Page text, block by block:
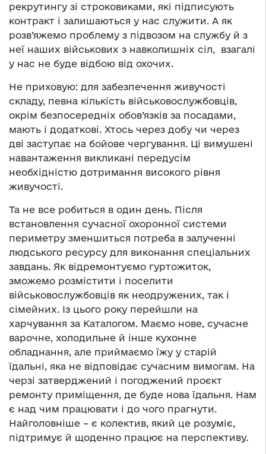
рекрутингу зі строковиками, які підписують
контракт і залишаються у нас служити. А як
розв’яжемо проблему з підвозом на службу й з
неї наших військових з навколишніх сіл, взагалі
у нас не буде відбою від охочих.
Не приховую: для забезпечення живучості
складу, певна кількість військовослужбовців,
окрім безпосередніх обов’язків за посадами,
мають і додаткові. Хтось через добу чи через
дві заступає на бойове чергування. Ці вимушені
навантаження викликані передусім
необхідністю дотримання високого рівня
живучості.
Та не все робиться в один день. Після
встановлення сучасної охоронної системи
периметру зменшиться потреба в залученні
людського ресурсу для виконання спеціальних
завдань. Як відремонтуємо гуртожиток,
зможемо розмістити і поселити
військовослужбовців як неодружених, так і
сімейних. Із цього року перейшли на
харчування за Каталогом. Маємо нове, сучасне
варочне, холодильне й інше кухонне
обладнання, але приймаємо їжу у старій
їдальні, яка не відповідає сучасним вимогам. На
черзі затверджений і погоджений проєкт
ремонту приміщення, де буде нова їдальня. Нам
є над чим працювати і до чого прагнути.
Найголовніше – є колектив, який це розуміє,
підтримує й щоденно працює на перспективу.